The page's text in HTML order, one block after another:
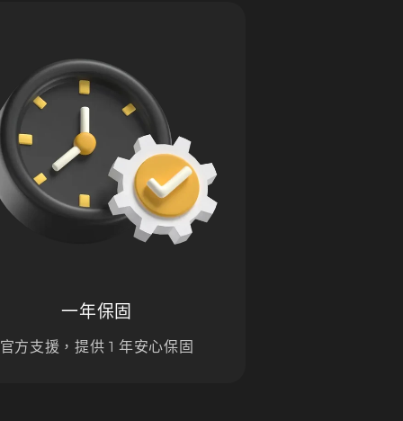
一年保固
官方支援，提供 1 年安心保固